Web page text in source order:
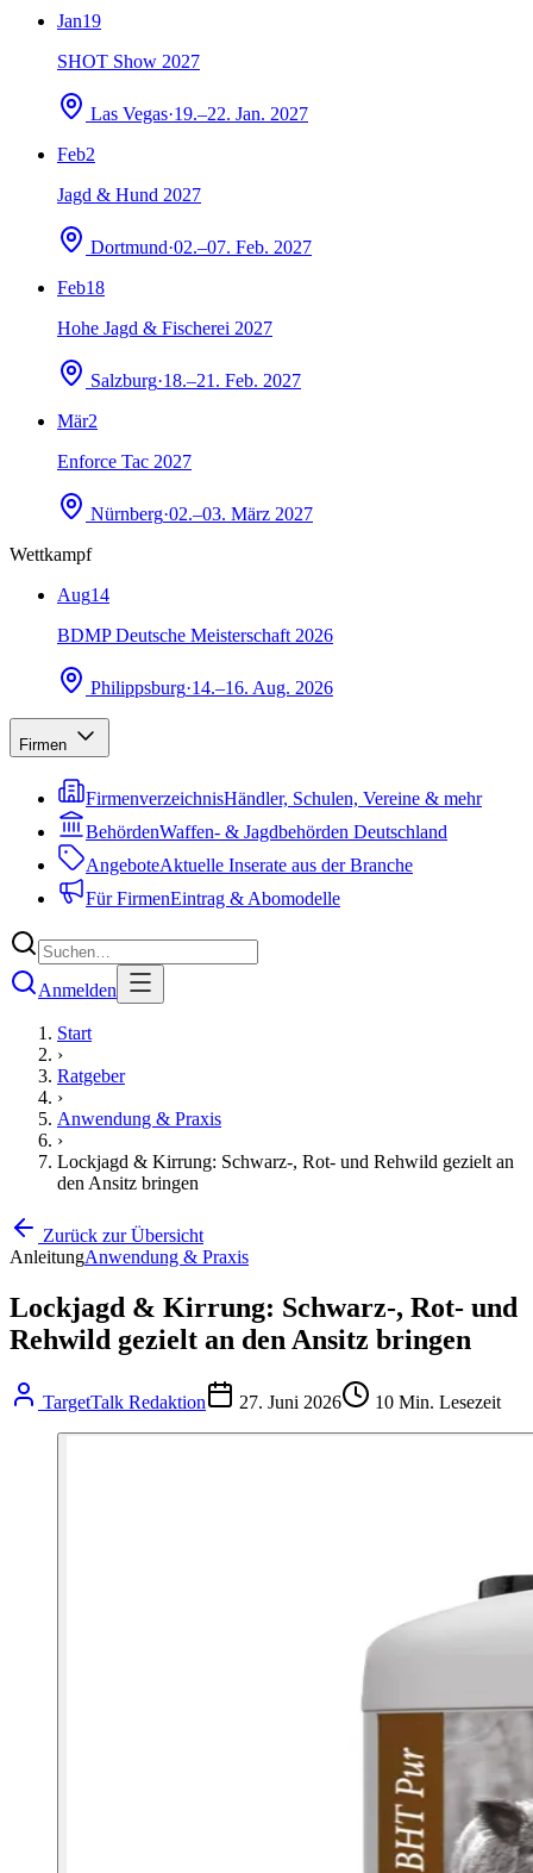
Jan19
SHOT Show 2027
Las Vegas·19.–22. Jan. 2027
Feb2
Jagd & Hund 2027
Dortmund·02.–07. Feb. 2027
Feb18
Hohe Jagd & Fischerei 2027
Salzburg·18.–21. Feb. 2027
Mär2
Enforce Tac 2027
Nürnberg·02.–03. März 2027
Wettkampf
Aug14
BDMP Deutsche Meisterschaft 2026
Philippsburg·14.–16. Aug. 2026
Firmen
FirmenverzeichnisHändler, Schulen, Vereine & mehr
BehördenWaffen- & Jagdbehörden Deutschland
AngeboteAktuelle Inserate aus der Branche
Für FirmenEintrag & Abomodelle
Anmelden
Start
›
Ratgeber
›
Anwendung & Praxis
›
Lockjagd & Kirrung: Schwarz-, Rot- und Rehwild gezielt an
den Ansitz bringen
Zurück zur Übersicht
AnleitungAnwendung & Praxis
Lockjagd & Kirrung: Schwarz-, Rot- und
Rehwild gezielt an den Ansitz bringen
TargetTalk Redaktion 27. Juni 2026 10 Min. Lesezeit